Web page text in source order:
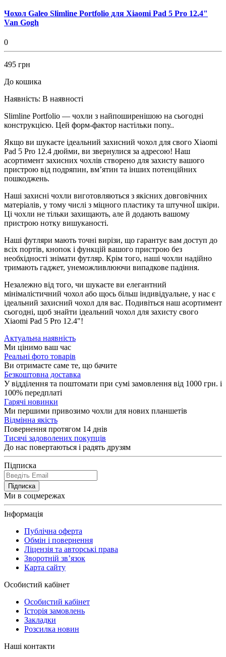
Чохол Galeo Slimline Portfolio для Xiaomi Pad 5 Pro 12.4"
Van Gogh
0
495 грн
До кошика
Наявність: В наявності
Slimline Portfolio — чохли з найпоширенішою на сьогодні
конструкцією. Цей форм-фактор настільки попу..
Якщо ви шукаєте ідеальний захисний чохол для свого Xiaomi
Pad 5 Pro 12.4 дюйми, ви звернулися за адресою! Наш
асортимент захисних чохлів створено для захисту вашого
пристрою від подряпин, вм’ятин та інших потенційних
пошкоджень.
Наші захисні чохли виготовляються з якісних довговічних
матеріалів, у тому числі з міцного пластику та штучноЇ шкіри.
Ці чохли не тільки захищають, але й додають вашому
пристрою нотку вишуканості.
Наші футляри мають точні вирізи, що гарантує вам доступ до
всіх портів, кнопок і функцій вашого пристрою без
необхідності знімати футляр. Крім того, наші чохли надійно
тримають гаджет, унеможливлюючи випадкове падіння.
Незалежно від того, чи шукаєте ви елегантний
мінімалістичний чохол або щось більш індивідуальне, у нас є
ідеальний захисний чохол для вас. Подивіться наш асортимент
сьогодні, щоб знайти ідеальний чохол для захисту свого
Xiaomi Pad 5 Pro 12.4"!
Актуальна наявність
Ми цінимо ваш час
Реальні фото товарів
Ви отримаєте саме те, що бачите
Безкоштовна доставка
У відділення та поштомати при сумі замовлення від 1000 грн. і
100% передплаті
Гарячі новинки
Ми першими привозимо чохли для нових планшетів
Відмінна якість
Повернення протягом 14 днів
Тисячі задоволених покупців
До нас повертаються і радять друзям
Підписка
Підписка
Ми в соцмережах
Інформація
Публічна оферта
Обмін і повернення
Ліцензія та авторські права
Зворотній зв’язок
Карта сайту
Особистий кабінет
Особистий кабінет
Історія замовлень
Закладки
Розсилка новин
Наші контакти